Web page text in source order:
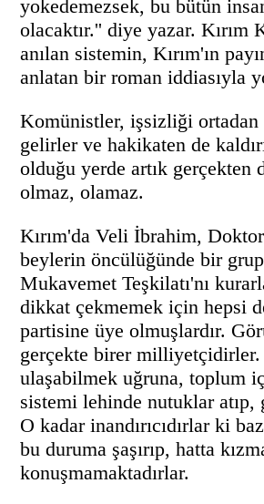
yokedemezsek, bu bütün
olacaktır.'' diye yazar. Kırım
anılan sistemin, Kırım'ın
anlatan bir roman iddiasıyla
Komünistler, işsizliği
gelirler ve hakikaten de
olduğu yerde artık gerçekten
olmaz, olamaz.
Kırım'da Veli İbrahim,
beylerin öncülüğünde bir
Mukavemet Teşkilatı'nı
dikkat çekmemek için hepsi
partisine üye olmuşlardır.
gerçekte birer milliyetçidirler.
ulaşabilmek uğruna, toplum
sistemi lehinde nutuklar atıp,
O kadar inandırıcıdırlar ki
bu duruma şaşırıp, hatta
konuşmamaktadırlar.